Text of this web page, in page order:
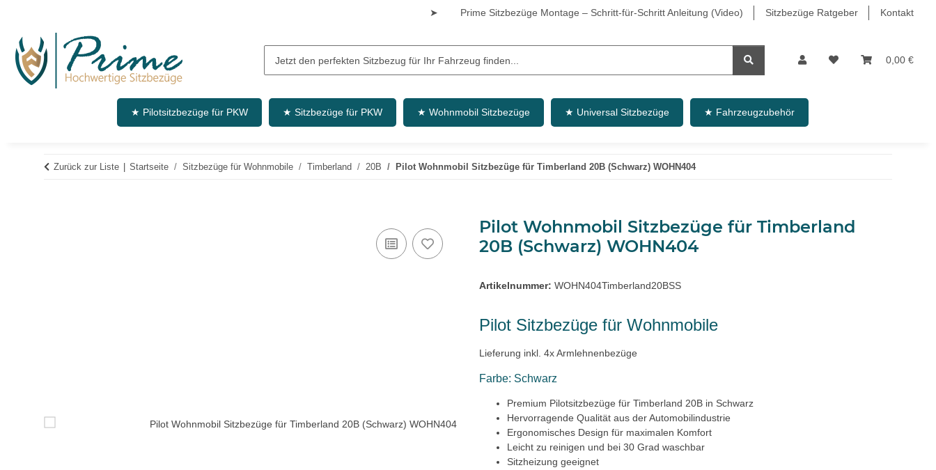
Prime Sitzbezüge Montage – Schritt-für-Schritt Anleitung (Video) Sitzbezüge Ratgeber Kontakt
➤
0,00 €
★ Pilotsitzbezüge für PKW ★ Sitzbezüge für PKW ★ Wohnmobil Sitzbezüge ★ Universal Sitzbezüge ★ Fahrzeugzubehör
Zurück zur Liste Startseite Sitzbezüge für Wohnmobile Timberland 20B Pilot Wohnmobil Sitzbezüge für Timberland 20B (Schwarz) WOHN404
Pilot Wohnmobil Sitzbezüge für Timberland
20B (Schwarz) WOHN404
Artikelnummer: WOHN404Timberland20BSS
Pilot Sitzbezüge für Wohnmobile
Lieferung inkl. 4x Armlehnenbezüge
Farbe: Schwarz
Premium Pilotsitzbezüge für Timberland 20B in Schwarz
Hervorragende Qualität aus der Automobilindustrie
Ergonomisches Design für maximalen Komfort
Leicht zu reinigen und bei 30 Grad waschbar
Sitzheizung geeignet